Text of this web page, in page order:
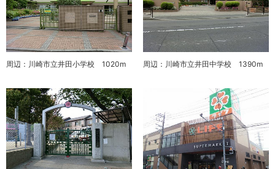
周辺：川崎市立井田小学校 1020m 周辺：川崎市立井田中学校 1390m